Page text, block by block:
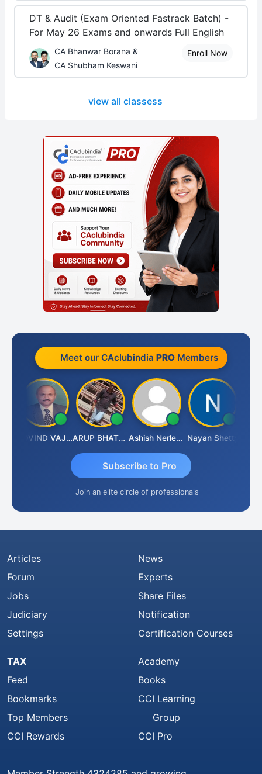
DT & Audit (Exam Oriented Fastrack Batch) -
For May 26 Exams and onwards Full English
CA Bhanwar Borana &
CA Shubham Keswani
Enroll Now
view all classess
Meet our CAclubindia PROMembers
GOVIND VAJIRAJ DESAI ARUP BHATTACHARYA Ashish Nerlekar Nayan Shetty
Subscribe to Pro
Join an elite circle of professionals
Articles
Forum
Jobs
Judiciary
Settings
News
Experts
Share Files
Notification
Certification Courses
TAX
Feed
Bookmarks
Top Members
CCI Rewards
Academy
Books
CCI Learning
Group
CCI Pro